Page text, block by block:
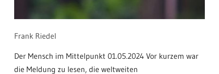
Frank Riedel
Der Mensch im Mittelpunkt 01.05.2024 Vor kurzem war
die Meldung zu lesen, die weltweiten